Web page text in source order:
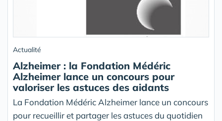
Actualité
Alzheimer : la Fondation Médéric
Alzheimer lance un concours pour
valoriser les astuces des aidants
La Fondation Médéric Alzheimer lance un concours
pour recueillir et partager les astuces du quotidien